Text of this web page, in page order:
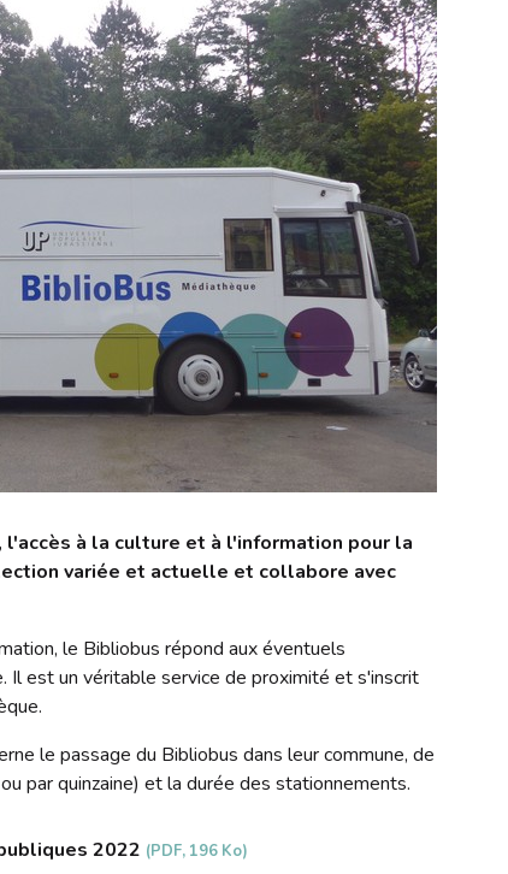
, l'accès à la culture et à l'information pour la
variée et actuelle et collabore avec
le Bibliobus répond aux éventuels
Il est un véritable service de proximité et s'inscrit
le passage du Bibliobus dans leur commune, de
par quinzaine) et la durée des stationnements.
2022 (PDF, 196 Ko)